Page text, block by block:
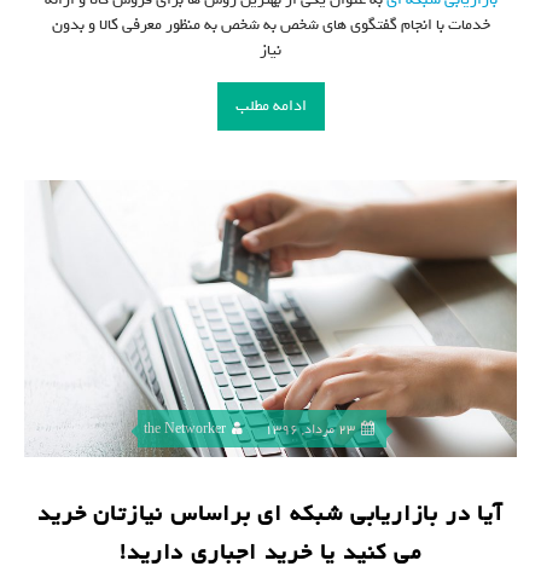
خدمات با انجام گفتگوی های شخص به شخص به منظور معرفی کالا و بدون
نیاز
ادامه مطلب
23 مرداد, 1396 the Networker
آیا در بازاریابی شبکه ای براساس نیازتان خرید
می کنید یا خرید اجباری دارید!